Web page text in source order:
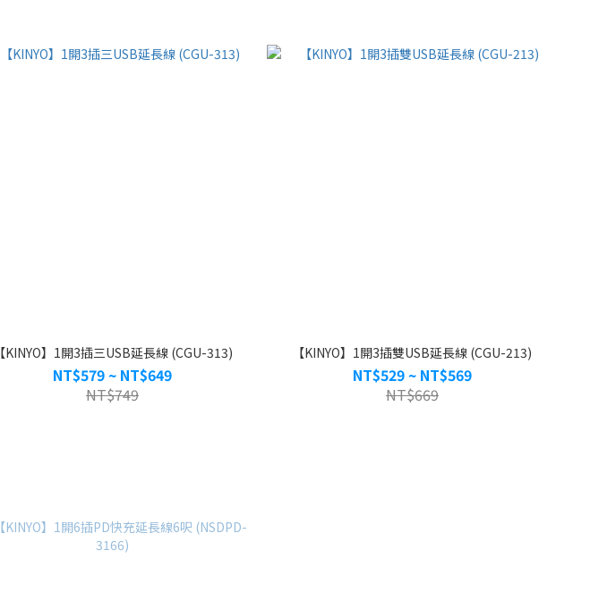
【KINYO】1開3插三USB延長線 (CGU-313)
NT$579 ~ NT$649
NT$749
【KINYO】1開3插雙USB延長線 (CGU-213)
NT$529 ~ NT$569
NT$669